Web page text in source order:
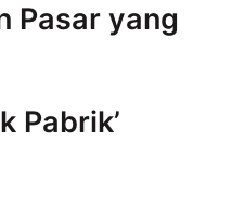
Pasar yang
Pabrik’